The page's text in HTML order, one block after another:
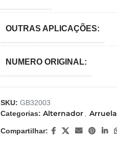
OUTRAS APLICAÇÕES:
NUMERO ORIGINAL:
SKU: GB32003
Categorias: Alternador Arruela
Compartilhar: